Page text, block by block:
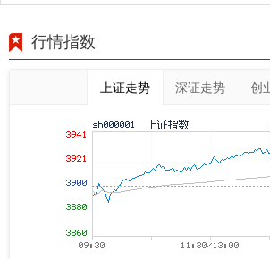
行情指数
上证走势 深证走势 创